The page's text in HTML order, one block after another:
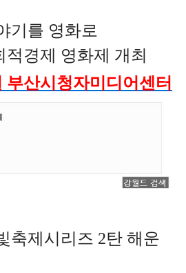
기를 영화로
경제 영화제 개최
부산시청자미디어센터
축제시리즈 2탄 해운